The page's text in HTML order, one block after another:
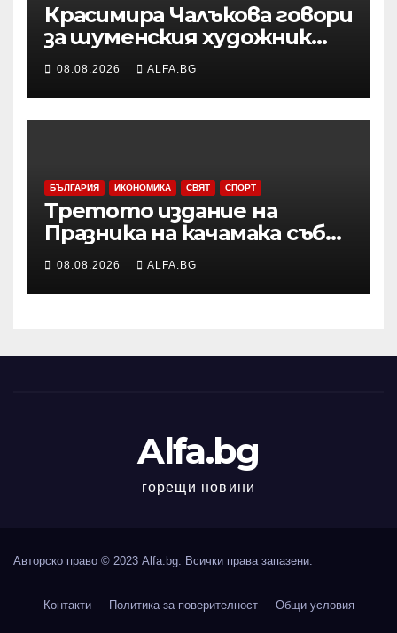
Красимира Чалъкова говори
за шуменския художник
Никола Михайлов на
дискусията за Пенчо
Славейков и модернизма в
Шумен
08.08.2026 ALFA.BG
БЪЛГАРИЯ ИКОНОМИКА СВЯТ СПОРТ
Третото издание на
Празника на качамака събра
жители и гости в
пернишкото село Черна
гора
08.08.2026 ALFA.BG
Alfa.bg
горещи новини
Авторско право © 2023 Alfa.bg. Всички права запазени.
Контакти Политика за поверителност Общи условия